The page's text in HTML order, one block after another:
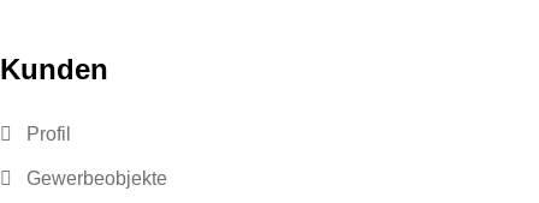
Kunden
Profil
Gewerbeobjekte